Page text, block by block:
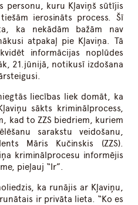
personu, kuru Kļaviņš sūtījis
ierosināts process. Šī
ka nekādām bažām nav
atpakaļ pie Kļaviņa. Tā
informācijas noplūdes
21.jūnijā, notikusī izdošana
liecības liek domāt, ka
sākts kriminālprocess,
kad to ZZS biedriem, kuriem
sarakstu veidošanu,
Māris Kučinskis (ZZS).
kriminālprocesu informējis
pieļauj “Ir”.
ka runājis ar Kļaviņu,
ir privāta lieta. “Ko es